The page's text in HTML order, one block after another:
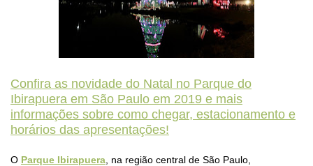
Confira as novidade do Natal no Parque do
Ibirapuera em São Paulo em 2019 e mais
informações sobre como chegar, estacionamento e
horários das apresentações!
O Parque Ibirapuera , na região central de São Paulo,